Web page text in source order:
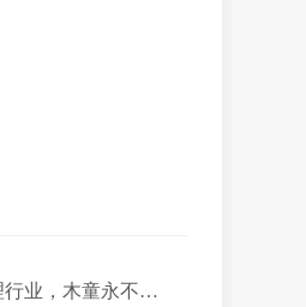
创新引领室内空气污染治理行业，木童永不止步